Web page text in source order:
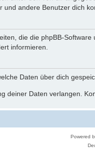
andere Benutzer dich
die die phpBB-
informieren.
Daten über dich
deiner Daten verlangen.
Powered